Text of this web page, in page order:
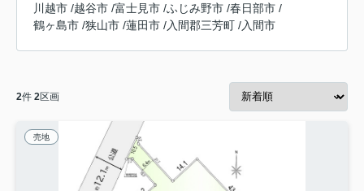
川越市 /越谷市 /富士見市 /ふじみ野市 /春日部市 /
鶴ヶ島市 /狭山市 /蓮田市 /入間郡三芳町 /入間市
2件 2区画
売地